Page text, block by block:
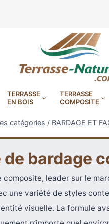
TERRASSE
EN BOIS
LAMES DE
EN BOIS
TERRASSE
COMPOSITE
LAMES DE
BOIS
LAMES DE
DURA EN
BANDES
POUR
VIS
BITUMES
À CLAIRE VOIE
catégories / BARDAGE ET
de bardage
composite, leader sur le
une variété de styles
visuelle. La formule